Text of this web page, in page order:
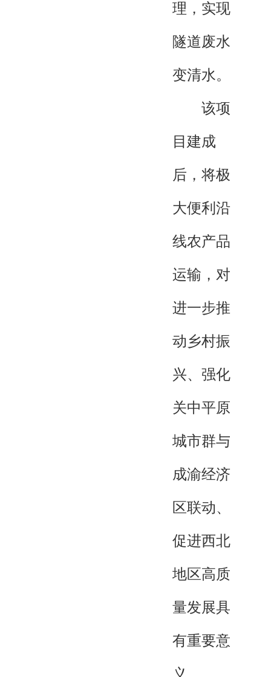
理，实现
隧道废水
变清水。
该项
目建成
后，将极
大便利沿
线农产品
运输，对
进一步推
动乡村振
兴、强化
关中平原
城市群与
成渝经济
区联动、
促进西北
地区高质
量发展具
有重要意